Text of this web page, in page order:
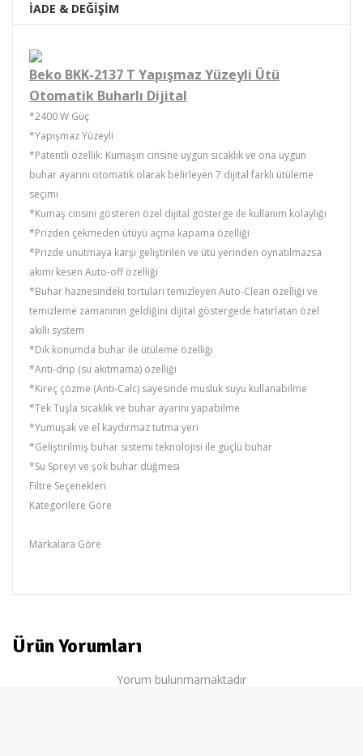
İADE & DEĞİŞİM
Beko BKK-2137 T Yapışmaz Yüzeyli Ütü
Otomatik Buharlı Dijital
*2400 W Güç
*Yapışmaz Yüzeyli
*Patentli özellik: Kumaşın cinsine uygun sıcaklık ve ona uygun
buhar ayarını otomatik olarak belirleyen 7 dijital farklı ütüleme
seçimi
*Kumaş cinsini gösteren özel dijital gösterge ile kullanım kolaylığı
*Prizden çekmeden ütüyü açma kapama özelliği
*Prizde unutmaya karşı geliştirilen ve ütü yerinden oynatılmazsa
akımı kesen Auto-off özelliği
*Buhar haznesindeki tortuları temizleyen Auto-Clean özelliği ve
temizleme zamanının geldiğini dijital göstergede hatırlatan özel
akıllı system
*Dik konumda buhar ile ütüleme özelliği
*Anti-drip (su akıtmama) özelliği
*Kireç çözme (Anti-Calc) sayesinde musluk suyu kullanabilme
*Tek Tuşla sıcaklık ve buhar ayarını yapabilme
*Yumuşak ve el kaydırmaz tutma yeri
*Geliştirilmiş buhar sistemi teknolojisi ile güçlü buhar
*Su Spreyi ve şok buhar düğmesi
Filtre Seçenekleri
Kategorilere Göre
Markalara Göre
Ürün Yorumları
Yorum bulunmamaktadır